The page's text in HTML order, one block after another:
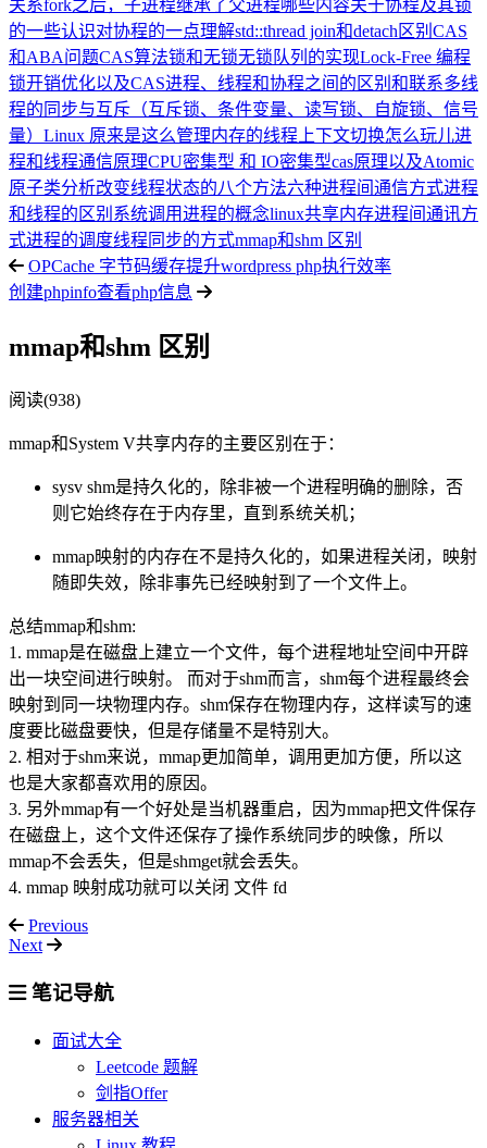
关系fork之后，子进程继承了父进程哪些内容关于协程及其锁
的一些认识对协程的一点理解std::thread join和detach区别 CAS
和ABA问题CAS算法锁和无锁无锁队列的实现Lock-Free 编程
锁开销优化以及CAS进程、线程和协程之间的区别和联系多线
程的同步与互斥（互斥锁、条件变量、读写锁、自旋锁、信号
量） Linux 原来是这么管理内存的线程上下文切换怎么玩儿进
程和线程通信原理CPU密集型 和 IO密集型cas原理以及Atomic
原子类分析改变线程状态的八个方法六种进程间通信方式进程
和线程的区别 系统调用进程的概念linux共享内存进程间通讯方
式进程的调度线程同步的方式mmap和shm 区别
OPCache 字节码缓存提升wordpress php执行效率
创建phpinfo查看php信息
mmap和shm 区别
阅读(938)
mmap和System V共享内存的主要区别在于：
sysv shm是持久化的，除非被一个进程明确的删除，否
则它始终存在于内存里，直到系统关机；
mmap映射的内存在不是持久化的，如果进程关闭，映射
随即失效，除非事先已经映射到了一个文件上。
总结mmap和shm:
1. mmap是在磁盘上建立一个文件，每个进程地址空间中开辟
出一块空间进行映射。 而对于shm而言，shm每个进程最终会
映射到同一块物理内存。shm保存在物理内存，这样读写的速
度要比磁盘要快，但是存储量不是特别大。
2. 相对于shm来说，mmap更加简单，调用更加方便，所以这
也是大家都喜欢用的原因。
3. 另外mmap有一个好处是当机器重启，因为mmap把文件保存
在磁盘上，这个文件还保存了操作系统同步的映像，所以
mmap不会丢失，但是shmget就会丢失。
4. mmap 映射成功就可以关闭 文件 fd
Previous
Next
笔记导航
面试大全
Leetcode 题解
剑指Offer
服务器相关